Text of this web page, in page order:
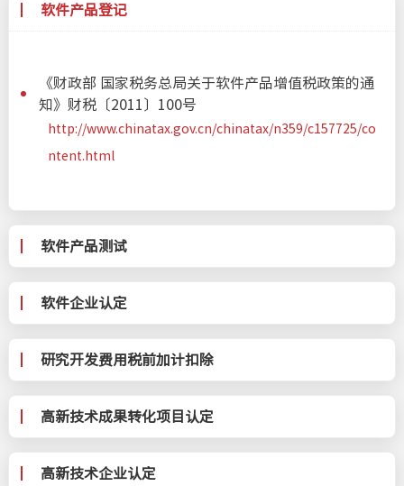
软件产品登记
《财政部 国家税务总局关于软件产品增值税政策的通
知》财税〔2011〕100号
http://www.chinatax.gov.cn/chinatax/n359/c157725/co
ntent.html
软件产品测试
软件企业认定
研究开发费用税前加计扣除
高新技术成果转化项目认定
高新技术企业认定